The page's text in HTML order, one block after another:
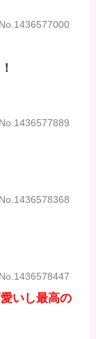
いし最高の